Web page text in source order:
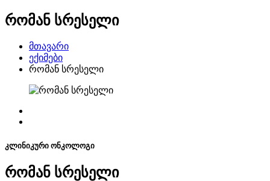
რომან სრესელი
მთავარი
ექიმები
რომან სრესელი
კლინიკური ონკოლოგი
რომან სრესელი